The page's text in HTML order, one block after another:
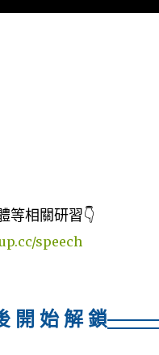
等相關研習👇
speech
開 始 解 鎖